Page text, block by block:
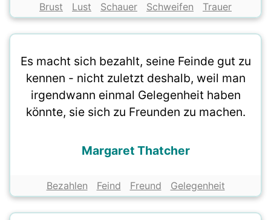
Brust Lust Schauer Schweifen Trauer
Es macht sich bezahlt, seine Feinde gut zu
kennen - nicht zuletzt deshalb, weil man
irgendwann einmal Gelegenheit haben
könnte, sie sich zu Freunden zu machen.
Margaret Thatcher
Bezahlen Feind Freund Gelegenheit